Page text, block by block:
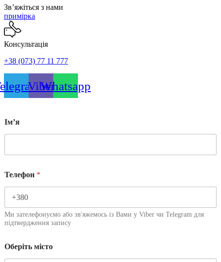
Звʼяжіться з нами
примірка
Консультація
+38 (073) 77 11 777
ViberWhatsapp
Імʼя
Телефон *
Ми зателефонуємо або зв'яжемось із Вами у Viber чи Telegram для
підтвердження запису
Оберіть місто